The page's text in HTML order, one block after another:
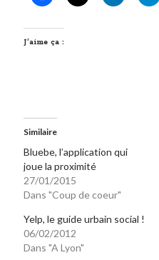
Lyon
Mini-monsieur
Post inutile
Sons
Sorties cuculturelles
Tavukoi
J’aime ça :
Similaire
Bluebe, l’application qui
joue la proximité
27/01/2015
Dans "Coup de coeur"
Yelp, le guide urbain social !
06/02/2012
Dans "A Lyon"